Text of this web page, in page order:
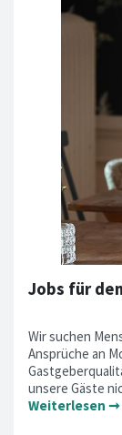
Jobs für
Wir suchen
Ansprüche an
unsere Gäste
Weiterlesen ➞